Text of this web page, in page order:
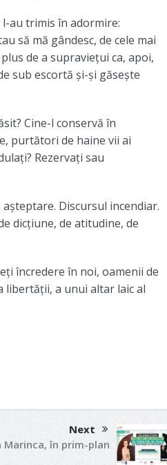
au trimis în adormire:
să mă gândesc, de cele mai
de a supraviețui ca, apoi,
sub escortă și-și găsește
Cine-l conservă în
purtători de haine vii ai
Rezervați sau
Discursul incendiar.
dicțiune, de atitudine, de
încredere în noi, oamenii de
libertății, a unui altar laic al
Next
în prim-plan